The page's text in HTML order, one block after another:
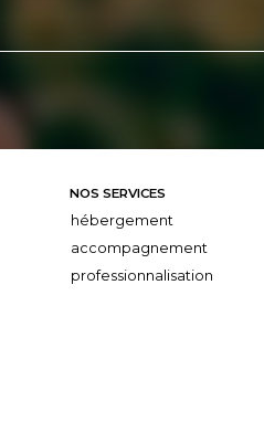
NOS SERVICES
hébergement
accompagnement
professionnalisation